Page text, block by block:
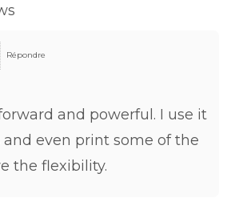
Répondre
and powerful. I use it
and even print some of the
the flexibility.